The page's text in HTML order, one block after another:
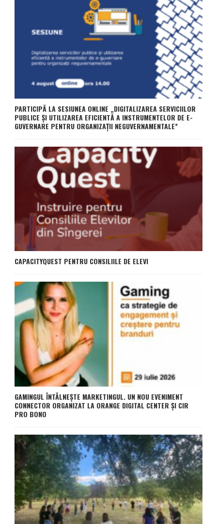
PARTICIPĂ LA SESIUNEA ONLINE „DIGITALIZAREA SERVICIILOR
PUBLICE ȘI UTILIZAREA EFICIENTĂ A INSTRUMENTELOR DE E-
GUVERNARE PENTRU ORGANIZAȚII NEGUVERNAMENTALE”
CAPACITYQUEST PENTRU CONSILIILE DE ELEVI
GAMINGUL ÎNTÂLNEȘTE MARKETINGUL. UN NOU EVENIMENT
CONNECTOR ORGANIZAT LA ORANGE DIGITAL CENTER ȘI CIR
PRO BONO